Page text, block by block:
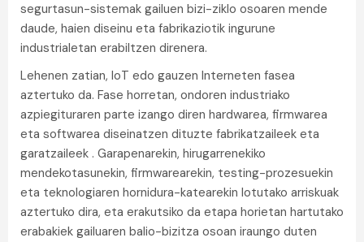
segurtasun-sistemak gailuen bizi-ziklo osoaren mende
daude, haien diseinu eta fabrikaziotik ingurune
industrialetan erabiltzen direnera.
Lehenen zatian, IoT edo gauzen Interneten fasea
aztertuko da. Fase horretan, ondoren industriako
azpiegituraren parte izango diren hardwarea, firmwarea
eta softwarea diseinatzen dituzte fabrikatzaileek eta
garatzaileek . Garapenarekin, hirugarrenekiko
mendekotasunekin, firmwarearekin, testing-prozesuekin
eta teknologiaren hornidura-katearekin lotutako arriskuak
aztertuko dira, eta erakutsiko da etapa horietan hartutako
erabakiek gailuaren balio-bizitza osoan iraungo duten